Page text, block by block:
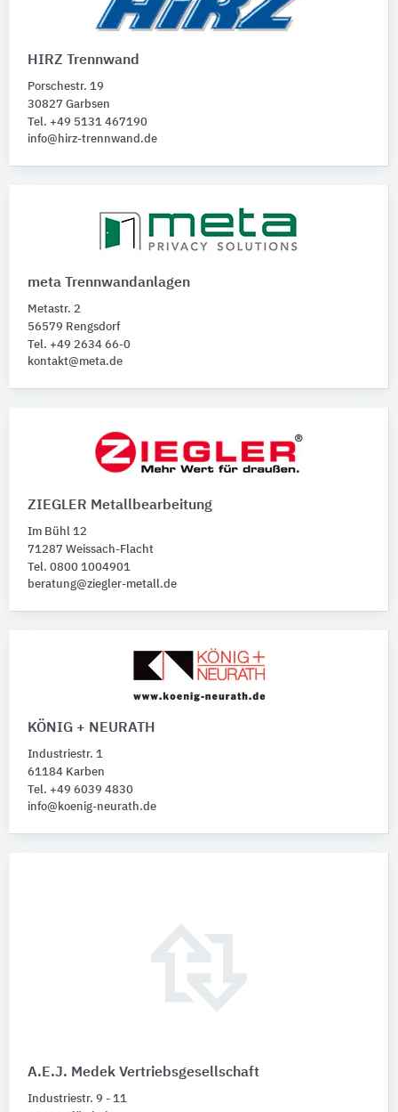
HIRZ Trennwand
Porschestr. 19
30827 Garbsen
Tel. +49 5131 467190
info@hirz-trennwand.de
meta Trennwandanlagen
Metastr. 2
56579 Rengsdorf
Tel. +49 2634 66-0
kontakt@meta.de
ZIEGLER Metallbearbeitung
Im Bühl 12
71287 Weissach-Flacht
Tel. 0800 1004901
beratung@ziegler-metall.de
KÖNIG + NEURATH
Industriestr. 1
61184 Karben
Tel. +49 6039 4830
info@koenig-neurath.de
A.E.J. Medek Vertriebsgesellschaft
Industriestr. 9 - 11